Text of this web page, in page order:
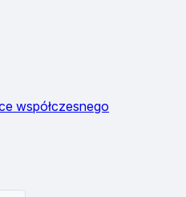
współczesnego